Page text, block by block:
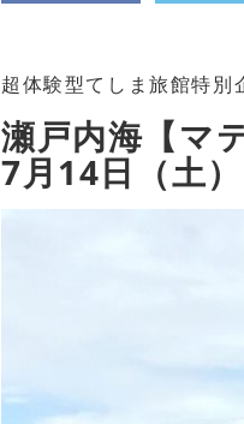
超体験型てしま旅館特別
瀬戸内海【マ
7月14日（土